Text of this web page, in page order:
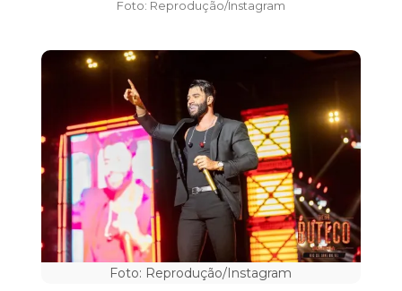
Foto: Reprodução/Instagram
Foto: Reprodução/Instagram